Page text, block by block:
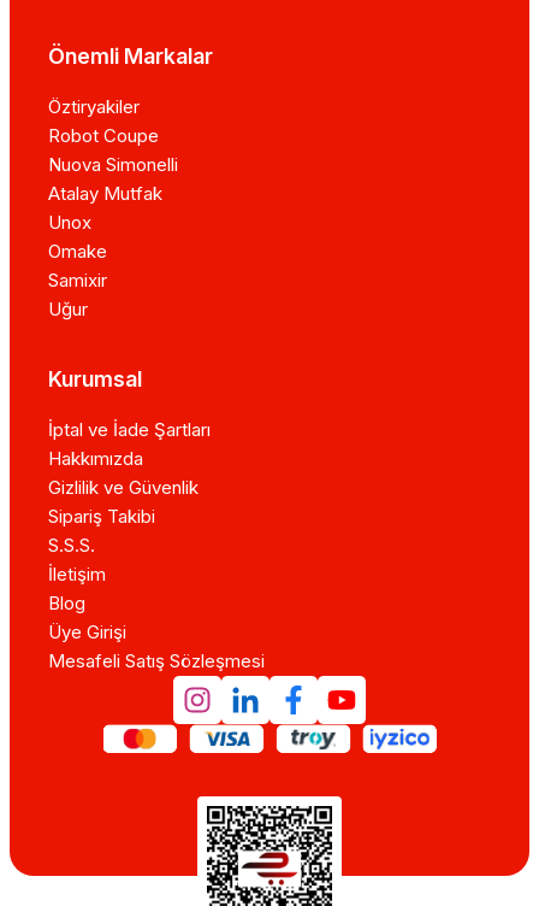
Önemli Markalar
Öztiryakiler
Robot Coupe
Nuova Simonelli
Atalay Mutfak
Unox
Omake
Samixir
Uğur
Kurumsal
İptal ve İade Şartları
Hakkımızda
Gizlilik ve Güvenlik
Sipariş Takibi
S.S.S.
İletişim
Blog
Üye Girişi
Mesafeli Satış Sözleşmesi